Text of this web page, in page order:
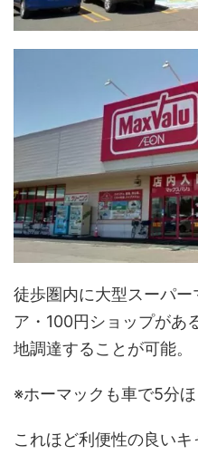
徒歩圏内に大型スーパ
ア・100円ショップがあ
地調達することが可能。
※ホーマックも車で5分
これほど利便性の良い